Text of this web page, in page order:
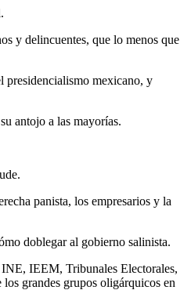
y delincuentes, que lo menos que
presidencialismo mexicano, y
antojo a las mayorías.
panista, los empresarios y la
doblegar al gobierno salinista.
INE, IEEM, Tribunales Electorales,
grandes grupos oligárquicos en